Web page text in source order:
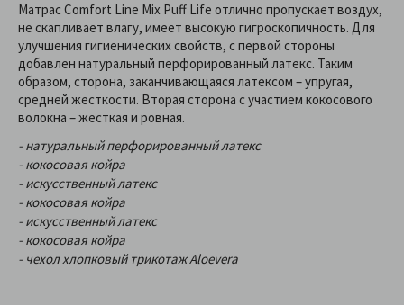
Матрас Comfort Line Mix Puff Life отлично пропускает воздух,
не скапливает влагу, имеет высокую гигроскопичность. Для
улучшения гигиенических свойств, с первой стороны
добавлен натуральный перфорированный латекс. Таким
образом, сторона, заканчивающаяся латексом – упругая,
средней жесткости. Вторая сторона с участием кокосового
волокна – жесткая и ровная.
- натуральный перфорированный латекс
- кокосовая койра
- искусственный латекс
- кокосовая койра
- искусственный латекс
- кокосовая койра
- чехол хлопковый трикотаж Aloevera